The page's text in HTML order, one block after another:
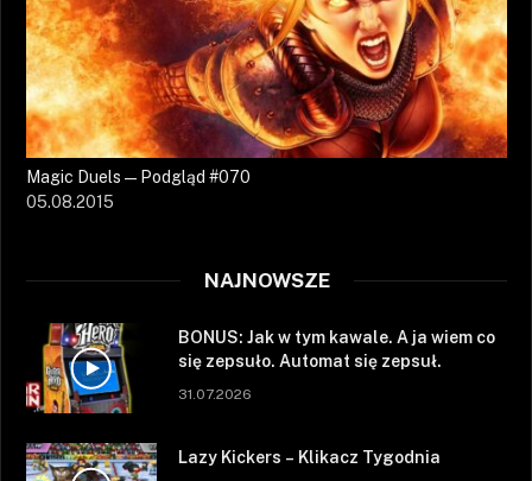
Magic Duels — Podgląd #070
05.08.2015
NAJNOWSZE
BONUS: Jak w tym kawale. A ja wiem co
się zepsuło. Automat się zepsuł.
31.07.2026
Lazy Kickers – Klikacz Tygodnia